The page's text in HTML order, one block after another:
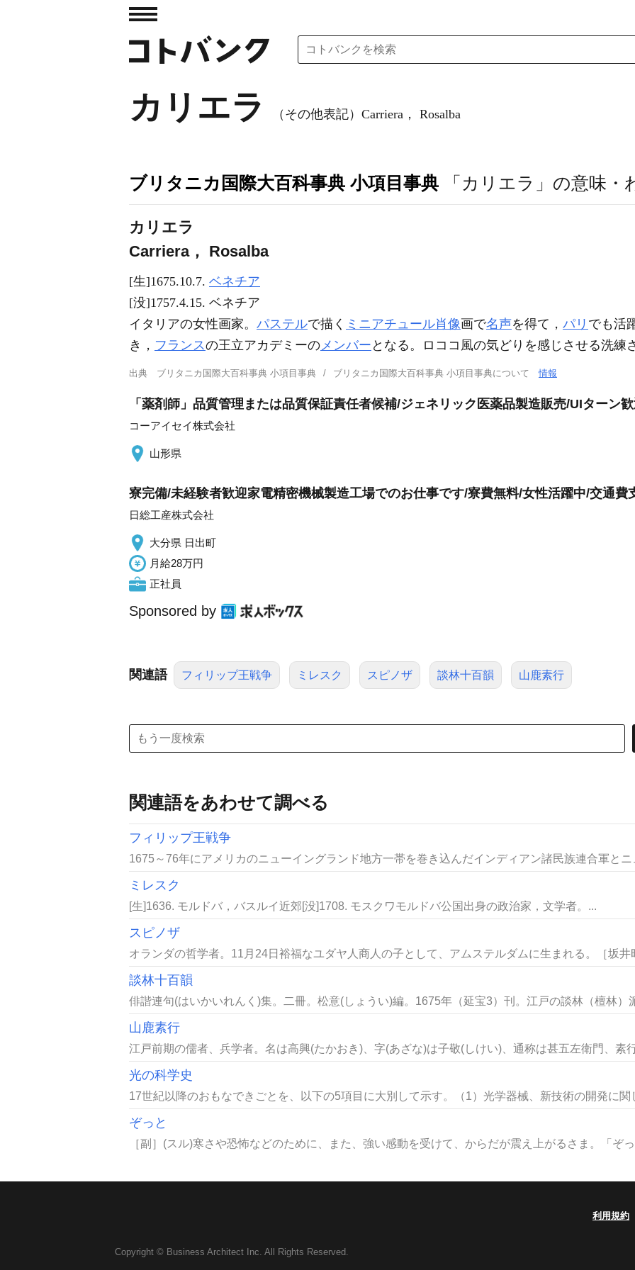
カリエラ （その他表記）Carriera， Rosalba
ブリタニカ国際大百科事典 小項目事典 「カリエラ」の意味・
カリエラ
Carriera， Rosalba
[生]1675.10.7. ベネチア
[没]1757.4.15. ベネチア
イタリアの女性画家。 パステルで描く ミニアチュール肖像画で名声を得て， パリ でも活
き， フランスの王立アカデミーのメンバー となる。ロココ風の気どりを感じさせる洗練
出典 ブリタニカ国際大百科事典 小項目事典 ブリタニカ国際大百科事典 小項目事典について情報
「薬剤師」品質管理または品質保証責任者候補/ジェネリック医薬品製造販売/UIターン
コーアイセイ株式会社
山形県
寮完備/未経験者歓迎家電精密機械製造工場でのお仕事です/寮費無料/女性活躍中/交通費
日総工産株式会社
大分県 日出町
月給28万円
正社員
Sponsored by
関連語 フィリップ王戦争 ミレスク スピノザ 談林十百韻 山鹿素行
関連語をあわせて調べる
フィリップ王戦争
1675～76年にアメリカのニューイングランド地方一帯を巻き込んだインディアン諸民族連合軍とニ
ミレスク
[生]1636. モルドバ，バスルイ近郊[没]1708. モスクワモルドバ公国出身の政治家，文学者。...
スピノザ
オランダの哲学者。11月24日裕福なユダヤ人商人の子として、アムステルダムに生まれる。［坂
談林十百韻
俳諧連句(はいかいれんく)集。二冊。松意(しょうい)編。1675年（延宝3）刊。江戸の談林（檀林）
山鹿素行
江戸前期の儒者、兵学者。名は高興(たかおき)、字(あざな)は子敬(しけい)、通称は甚五左衛門、素
光の科学史
17世紀以降のおもなできごとを、以下の5項目に大別して示す。（1）光学器械、新技術の開発に関
ぞっと
［副］(スル)寒さや恐怖などのために、また、強い感動を受けて、からだが震え上がるさま。「ぞ
利用規約
Copyright © Business Architect Inc. All Rights Reserved.